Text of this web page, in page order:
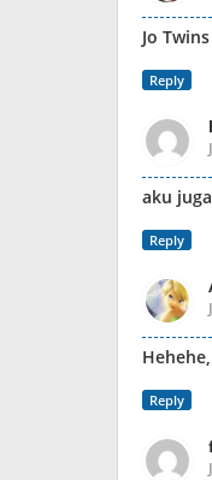
Jo
Reply
aku
Reply
Reply